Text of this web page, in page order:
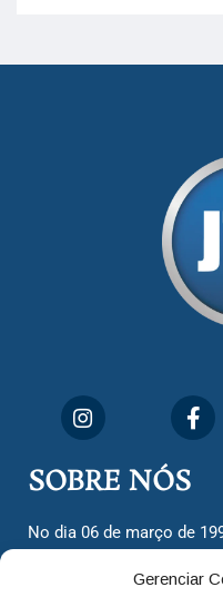
Gerenciar
SOBRE NÓS
No dia 06 de março de
cidadãos valinhenses, já